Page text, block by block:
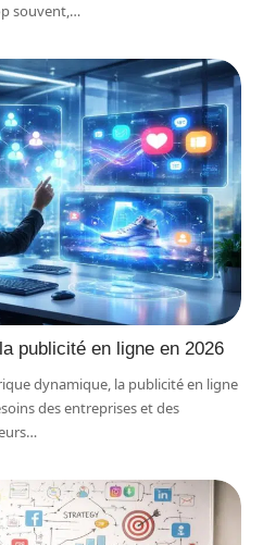
souvent,…
publicité en ligne en 2026
dynamique, la publicité en ligne
des entreprises et des
…